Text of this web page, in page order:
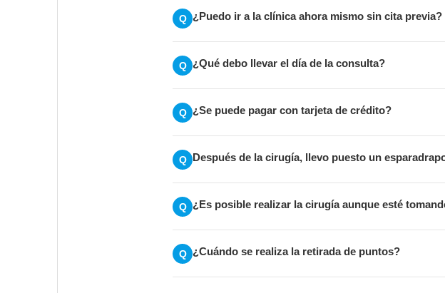
Q ¿Puedo ir a la clínica ahora mismo sin cita previa?
Q ¿Qué debo llevar el día de la consulta?
Q ¿Se puede pagar con tarjeta de crédito?
Q Después de la cirugía, llevo puesto un
Q ¿Es posible realizar la cirugía aunque esté
Q ¿Cuándo se realiza la retirada de puntos?